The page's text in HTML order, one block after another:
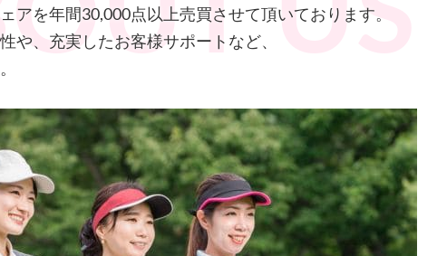
を年間30,000点以上売買させて頂いております。
や、充実したお客様サポートなど、